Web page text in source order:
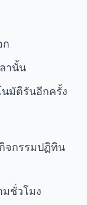
ก
านั้น
มัติรันอีกครั้ง
จกรรมปฏิทิน
ชั่วโมง